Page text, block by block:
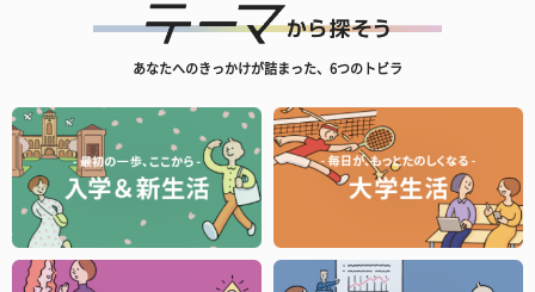
あなたへのきっかけが詰まった、6つのトビラ